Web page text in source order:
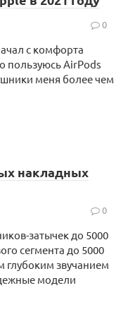
0
с комфорта
пользуюсь AirPods
меня более чем
накладных
0
затычек до 5000
сегмента до 5000
звучанием
модели